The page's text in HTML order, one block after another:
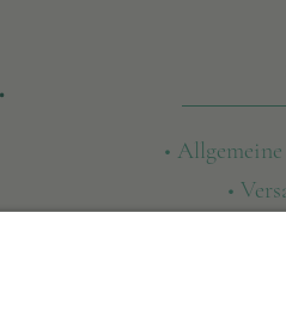
•
•